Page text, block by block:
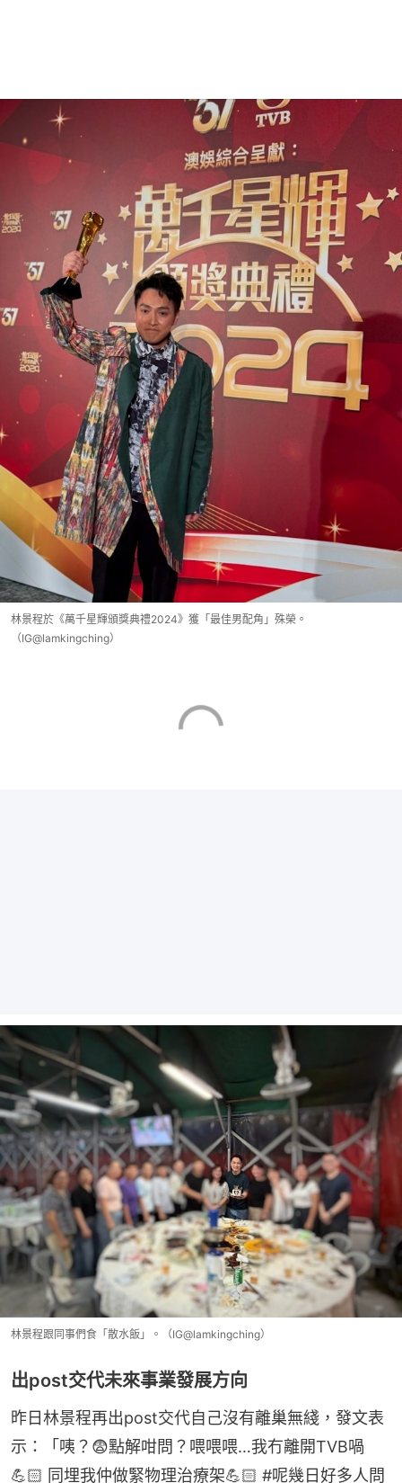
林景程於《萬千星輝頒獎典禮2024》獲「最佳男配角」殊榮。
（IG@lamkingching）
林景程跟同事們食「散水飯」。（IG@lamkingching）
出post交代未來事業發展方向
昨日林景程再出post交代自己沒有離巢無綫，發文表
示：「咦？😨點解咁問？喂喂喂…我冇離開TVB喎
💪🏻 同埋我仲做緊物理治療架💪🏻 #呢幾日好多人問